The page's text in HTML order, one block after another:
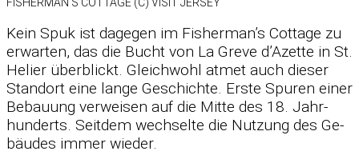
Kein Spuk ist da­ge­gen im Fisherman’s Cot­tage zu
er­war­ten, das die Bucht von La Greve d’A­zette in St.
He­lier über­blickt. Gleich­wohl at­met auch die­ser
Stand­ort eine lange Ge­schichte. Erste Spu­ren ei­ner
Be­bau­ung ver­wei­sen auf die Mitte des 18. Jahr­
hun­derts. Seit­dem wech­selte die Nut­zung des Ge­
bäu­des im­mer wie­der.